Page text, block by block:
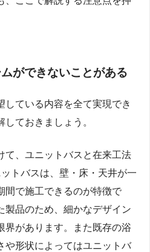
ができないことがある
している内容を全て実現でき
ておきましょう。
て、ユニットバスと在来工法
トバスは、壁・床・天井が一
間で施工できるのが特徴で
製品のため、細かなデザイン
界があります。また既存の浴
や形状によってはユニットバ